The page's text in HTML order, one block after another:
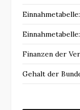
Finanzen der
Gehalt der